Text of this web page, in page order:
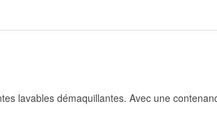
lavables démaquillantes. Avec une